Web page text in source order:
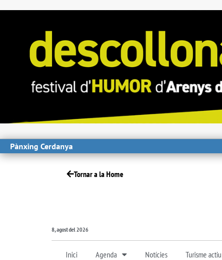
Pànxing Cerdanya
Tornar a la Home
8, agost del 2026
Inici Agenda Notícies Turisme actiu